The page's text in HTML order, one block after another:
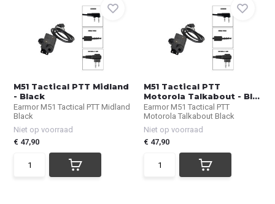
M51 Tactical PTT Midland
- Black
Earmor M51 Tactical PTT Midland
Black
Niet op voorraad
€ 47,90
M51 Tactical PTT
Motorola Talkabout - Bl...
Earmor M51 Tactical PTT
Motorola Talkabout Black
Niet op voorraad
€ 47,90